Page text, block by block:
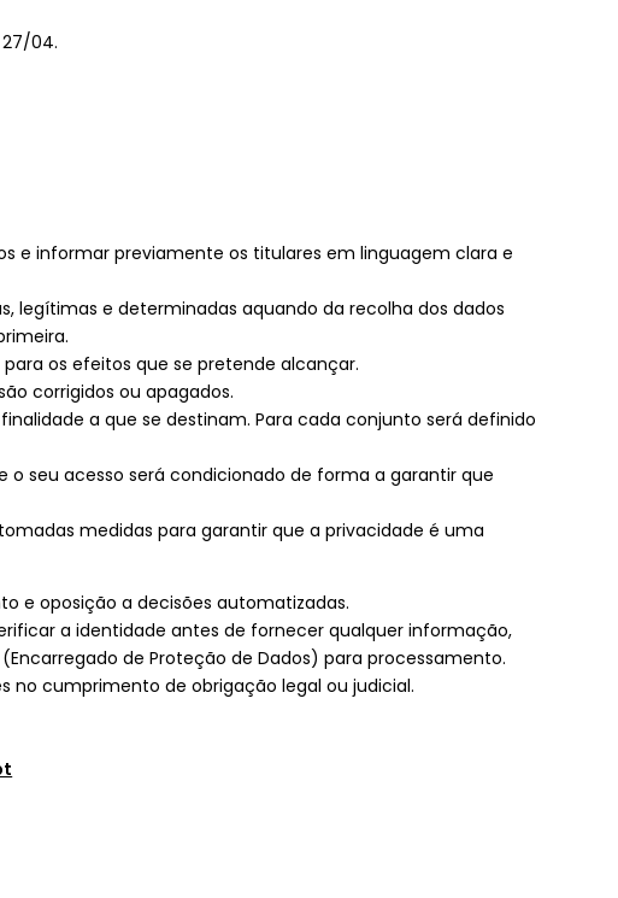
04.
e informar previamente os titulares em linguagem clara e
legítimas e determinadas aquando da recolha dos dados
os efeitos que se pretende alcançar.
corrigidos ou apagados.
a que se destinam. Para cada conjunto será definido
seu acesso será condicionado de forma a garantir que
medidas para garantir que a privacidade é uma
e oposição a decisões automatizadas.
a identidade antes de fornecer qualquer informação,
de Proteção de Dados) para processamento.
no cumprimento de obrigação legal ou judicial.